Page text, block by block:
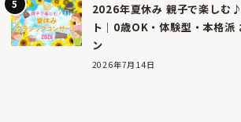
2026年夏休み 親子で楽しむ
ト｜0歳OK・体験型・本格派
ン
2026年7月14日